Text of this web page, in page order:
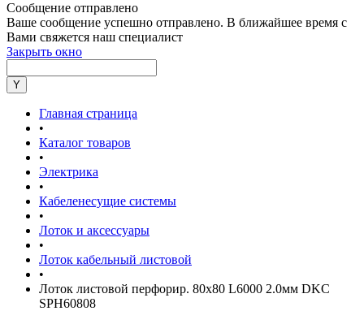
Сообщение отправлено
Ваше сообщение успешно отправлено. В ближайшее время с
Вами свяжется наш специалист
Закрыть окно
Главная страница
•
Каталог товаров
•
Электрика
•
Кабеленесущие системы
•
Лоток и аксессуары
•
Лоток кабельный листовой
•
Лоток листовой перфорир. 80х80 L6000 2.0мм DKC
SPH60808